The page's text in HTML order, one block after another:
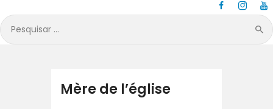
Pesquisar
por:
Boutique en ligne
Nous aider
Mère de l’église